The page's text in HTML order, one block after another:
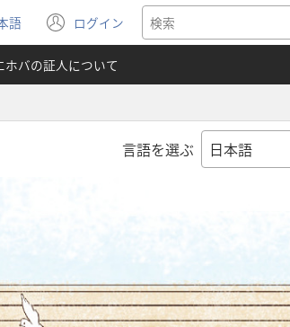
語 ログイン
（新
し
い
タ
で
ホバの証人について
言語を選ぶ